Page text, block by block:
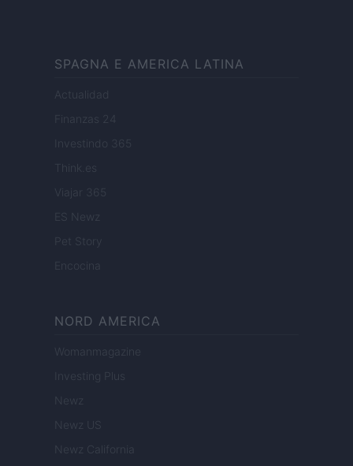
SPAGNA E AMERICA LATINA
Actualidad
Finanzas 24
Investindo 365
Think.es
Viajar 365
ES Newz
Pet Story
Encocina
NORD AMERICA
Womanmagazine
Investing Plus
Newz
Newz US
Newz California